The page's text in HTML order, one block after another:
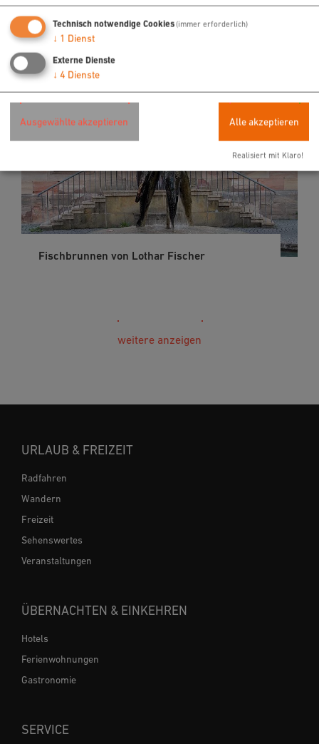
Fischbrunnen von Lothar Fischer
weitere anzeigen
URLAUB & FREIZEIT
Radfahren
Wandern
Freizeit
Sehenswertes
Veranstaltungen
ÜBERNACHTEN & EINKEHREN
Hotels
Ferienwohnungen
Gastronomie
SERVICE
Technisch notwendige Cookies(immer erforderlich)
↓ 1 Dienst
Externe Dienste
↓ 4 Dienste
Ausgewählte akzeptieren Alle akzeptieren
Realisiert mit Klaro!